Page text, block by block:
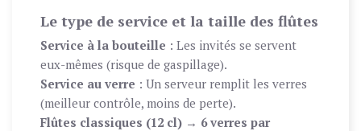
Le type de service et la taille des flûtes
Service à la bouteille : Les invités se servent
eux-mêmes (risque de gaspillage).
Service au verre : Un serveur remplit les verres
(meilleur contrôle, moins de perte).
Flûtes classiques (12 cl) → 6 verres par